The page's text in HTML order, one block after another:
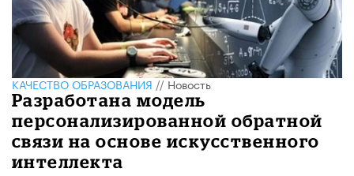
КАЧЕСТВО ОБРАЗОВАНИЯ//Новость
Разработана модель
персонализированной обратной
связи на основе искусственного
интеллекта